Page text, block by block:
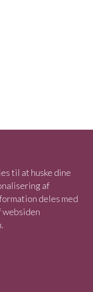
til at huske dine
af
deles med